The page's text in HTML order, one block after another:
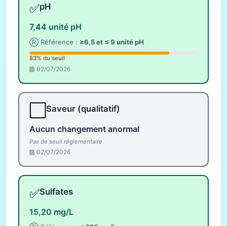
✅pH
7,44 unité pH
Ⓡ Référence : ≥6,5 et ≤ 9 unité pH
83% du seuil
02/07/2026
Saveur (qualitatif)
Aucun changement anormal
Pas de seuil réglementaire
02/07/2026
✅Sulfates
15,20 mg/L